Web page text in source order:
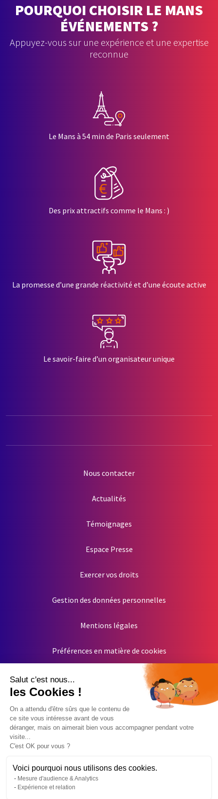
POURQUOI CHOISIR LE MANS
ÉVÉNEMENTS ?
Appuyez-vous sur une expérience et une expertise
reconnue
Le Mans à 54 min de Paris seulement
Des prix attractifs comme le Mans : )
La promesse d’une grande réactivité et d’une écoute active
Le savoir-faire d’un organisateur unique
Nous contacter
Actualités
Témoignages
Espace Presse
Exercer vos droits
Gestion des données personnelles
Mentions légales
Préférences en matière de cookies
Salut c'est nous...
les Cookies !
On a attendu d'être sûrs que le contenu de
ce site vous intéresse avant de vous
déranger, mais on aimerait bien vous accompagner pendant votre
visite...
C'est OK pour vous ?
Voici pourquoi nous utilisons des cookies.
Mesure d'audience & Analytics
Expérience et relation